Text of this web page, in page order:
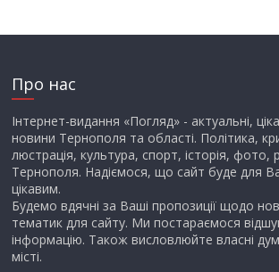
Про нас
Інтернет-видання «Погляд» - актуальні,
новини Тернополя та області. Політика,
люстрація, культура, спорт, історія, фото,
Тернополя. Надіємося, що сайт буде для
цікавим.
Будемо вдячні за Ваші пропозиції щодо
тематик для сайту. Ми постараємося
інформацію. Також висловлюйте власні
місті.